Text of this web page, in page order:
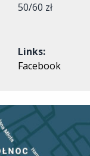
50/60 zł
Links:
Facebook